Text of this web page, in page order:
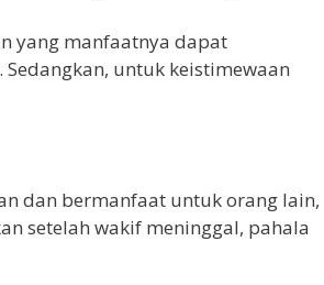
yang manfaatnya dapat
untuk keistimewaan
dan bermanfaat untuk orang lain,
setelah wakif meninggal, pahala